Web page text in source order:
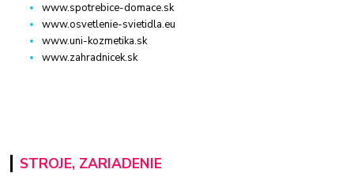
www.spotrebice-domace.sk
www.osvetlenie-svietidla.eu
www.uni-kozmetika.sk
www.zahradnicek.sk
STROJE, ZARIADENIE